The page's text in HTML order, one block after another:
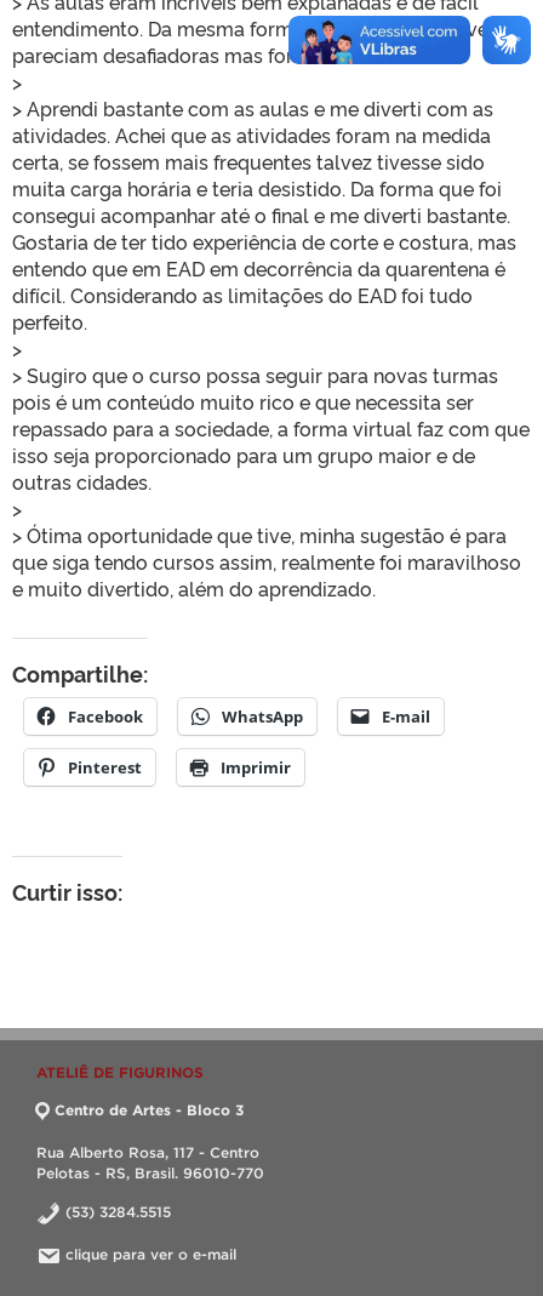
entendimento. Da mesma forma, as avaliações as vezes
pareciam desafiadoras mas foram incríveis.
>
> Aprendi bastante com as aulas e me diverti com as
atividades. Achei que as atividades foram na medida
certa, se fossem mais frequentes talvez tivesse sido
muita carga horária e teria desistido. Da forma que foi
consegui acompanhar até o final e me diverti bastante.
Gostaria de ter tido experiência de corte e costura, mas
entendo que em EAD em decorrência da quarentena é
difícil. Considerando as limitações do EAD foi tudo
perfeito.
>
> Sugiro que o curso possa seguir para novas turmas
pois é um conteúdo muito rico e que necessita ser
repassado para a sociedade, a forma virtual faz com que
isso seja proporcionado para um grupo maior e de
outras cidades.
>
> Ótima oportunidade que tive, minha sugestão é para
que siga tendo cursos assim, realmente foi maravilhoso
e muito divertido, além do aprendizado.
Compartilhe:
Facebook WhatsApp E-mail
Pinterest Imprimir
Curtir isso:
ATELIÊ DE FIGURINOS
Centro de Artes - Bloco 3
Rua Alberto Rosa, 117 - Centro
Pelotas - RS, Brasil. 96010-770
(53) 3284.5515
clique para ver o e-mail